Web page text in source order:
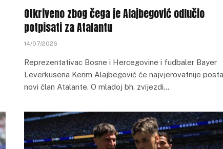
Otkriveno zbog čega je Alajbegović odlučio
potpisati za Atalantu
14/07/2026
Reprezentativac Bosne i Hercegovine i fudbaler Bayer
Leverkusena Kerim Alajbegović će najvjerovatnije
novi član Atalante. O mladoj bh. zvijezdi…